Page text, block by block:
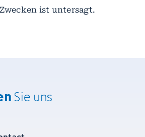
ist untersagt.
Sie uns